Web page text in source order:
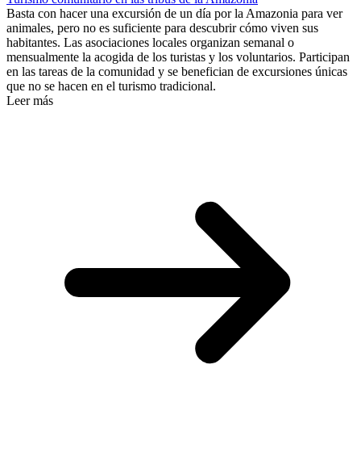
Basta con hacer una excursión de un día por la Amazonia para ver
animales, pero no es suficiente para descubrir cómo viven sus
habitantes. Las asociaciones locales organizan semanal o
mensualmente la acogida de los turistas y los voluntarios. Participan
en las tareas de la comunidad y se benefician de excursiones únicas
que no se hacen en el turismo tradicional.
Leer más